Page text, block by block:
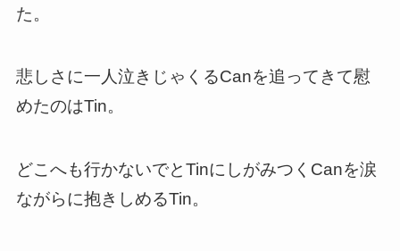
た。
悲しさに一人泣きじゃくるCanを追ってきて慰
めたのはTin。
どこへも行かないでとTinにしがみつくCanを涙
ながらに抱きしめるTin。